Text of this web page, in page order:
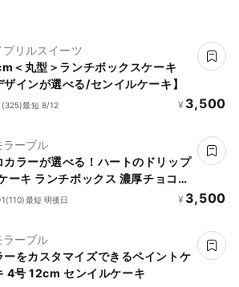
プリルスイーツ
＜丸型＞ランチボックスケーキ
ザインが選べる/センイルケーキ】
(325)最短 8/12 ¥ 3,500
ラーブル
カラーが選べる！ハートのドリップ
ーキ ランチボックス 濃厚チョコ
(110)最短 明後日 ¥ 3,500
ラーブル
ーをカスタマイズできるペイントケ
4号 12cm センイルケーキ